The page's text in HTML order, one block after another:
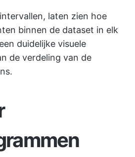
laten zien hoe
binnen de dataset in elk
duidelijke visuele
de verdeling van de